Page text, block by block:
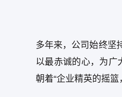
多年来，公司始终坚
以最赤诚的心，为广
朝着“企业精英的摇